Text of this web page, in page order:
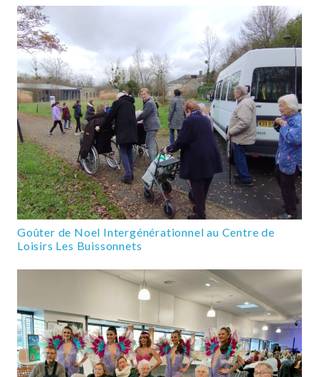
Goûter de Noel Intergénérationnel au Centre de
Loisirs Les Buissonnets